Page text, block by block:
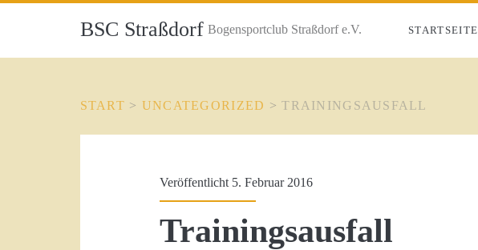
BSC Straßdorf Bogensportclub Straßdorf e.V. STARTSEITE
START > UNCATEGORIZED >TRAININGSAUSFALL
Veröffentlicht 5. Februar 2016
Trainingsausfall